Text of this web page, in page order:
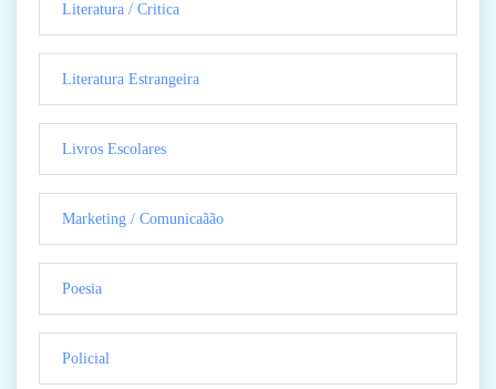
Literatura / Critica
Literatura Estrangeira
Livros Escolares
Marketing / Comunicaãão
Poesia
Policial